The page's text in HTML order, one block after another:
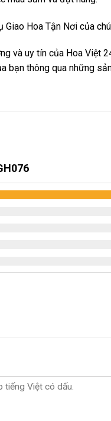
Hoa Tận Nơi của
và uy tín của Hoa Việt
bạn thông qua những